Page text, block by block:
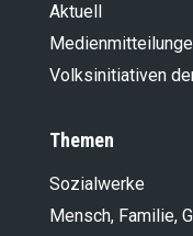
Aktuell
Volksinitiativen
Themen
Sozialwerke
Mensch, Familie,